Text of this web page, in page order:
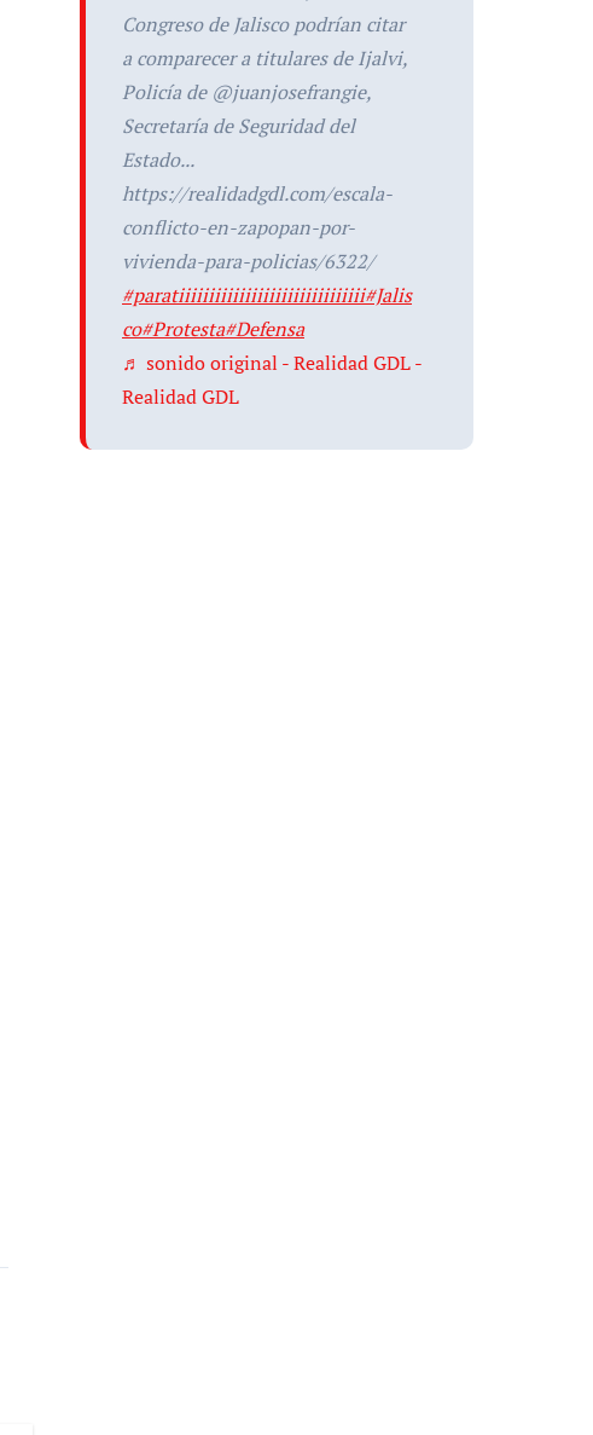
Congreso de Jalisco podrían citar
a comparecer a titulares de Ijalvi,
Policía de @juanjosefrangie,
Secretaría de Seguridad del
Estado...
https://realidadgdl.com/escala-
conflicto-en-zapopan-por-
vivienda-para-policias/6322/
#paratiiiiiiiiiiiiiiiiiiiiiiiiiiiiiii#Jalis
co#Protesta#Defensa
♬ sonido original - Realidad GDL -
Realidad GDL